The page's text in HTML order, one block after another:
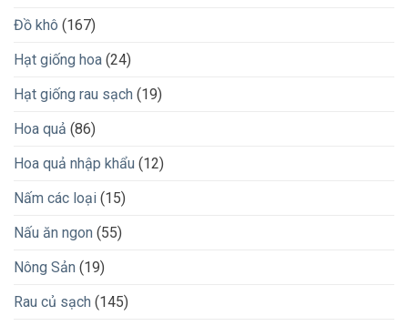
Đồ khô (167)
Hạt giống hoa (24)
Hạt giống rau sạch (19)
Hoa quả (86)
Hoa quả nhập khẩu (12)
Nấm các loại (15)
Nấu ăn ngon (55)
Nông Sản (19)
Rau củ sạch (145)